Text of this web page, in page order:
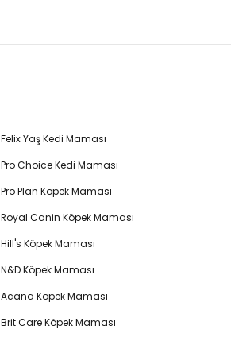
Felix Yaş Kedi Maması
Pro Choice Kedi Maması
Pro Plan Köpek Maması
Royal Canin Köpek Maması
Hill's Köpek Maması
N&D Köpek Maması
Acana Köpek Maması
Brit Care Köpek Maması